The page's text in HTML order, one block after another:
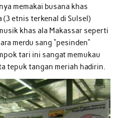
memakai busana khas
(3 etnis terkenal di Sulsel)
khas ala Makassar seperti
merdu sang “pesinden”
tari ini sangat memukau
tepuk tangan meriah hadirin.